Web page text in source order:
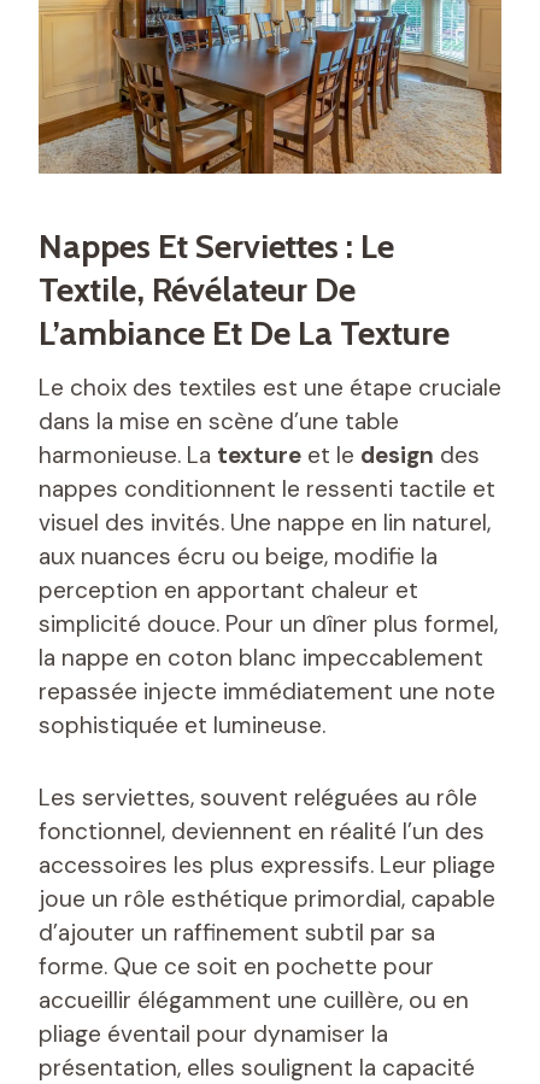
Nappes Et Serviettes : Le
Textile, Révélateur De
L’ambiance Et De La Texture
Le choix des textiles est une étape cruciale
dans la mise en scène d’une table
harmonieuse. La texture et le design des
nappes conditionnent le ressenti tactile et
visuel des invités. Une nappe en lin naturel,
aux nuances écru ou beige, modifie la
perception en apportant chaleur et
simplicité douce. Pour un dîner plus formel,
la nappe en coton blanc impeccablement
repassée injecte immédiatement une note
sophistiquée et lumineuse.
Les serviettes, souvent reléguées au rôle
fonctionnel, deviennent en réalité l’un des
accessoires les plus expressifs. Leur pliage
joue un rôle esthétique primordial, capable
d’ajouter un raffinement subtil par sa
forme. Que ce soit en pochette pour
accueillir élégamment une cuillère, ou en
pliage éventail pour dynamiser la
présentation, elles soulignent la capacité